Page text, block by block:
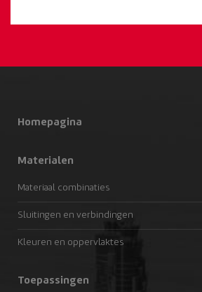
Homepagina
Materialen
Materiaal combinaties
Sluitingen en verbindingen
Kleuren en oppervlaktes
Toepassingen